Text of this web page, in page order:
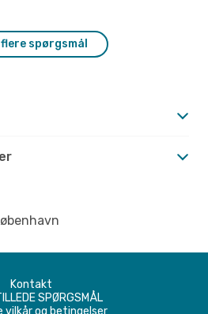
flere spørgsmål
Kontakt
SPØRGSMÅL
vilkår og betingelser